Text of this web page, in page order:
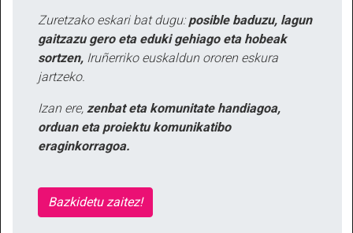
Zuretzako eskari bat dugu: posible baduzu, lagun
gaitzazu gero eta eduki gehiago eta hobeak
sortzen, Iruñerriko euskaldun ororen eskura
jartzeko.
Izan ere, zenbat eta komunitate handiagoa,
orduan eta proiektu komunikatibo
eraginkorragoa.
Bazkidetu zaitez!